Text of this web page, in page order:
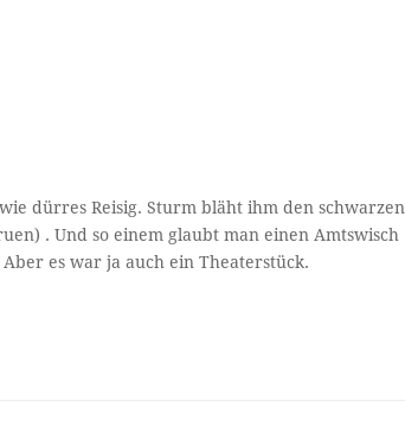
dürres Reisig. Sturm bläht ihm den schwarzen
. Und so einem glaubt man einen Amtswisch
es war ja auch ein Theaterstück.